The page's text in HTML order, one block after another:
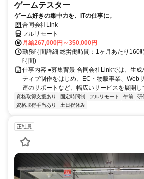
ゲームテスター
ゲーム好きの集中力を、ITの仕事に。
合同会社Link
フルリモート
月給267,000円～350,000円
勤務時間詳細 総労働時間：1ヶ月あたり160
時間)
仕事内容 ●募集背景 合同会社Linkでは、生
ティブ制作をはじめ、EC・物販事業、Web
連のサポートなど、幅広いサービスを展開
資格取得支援あり 固定時間制 フルリモート 午前 研
資格取得手当あり
土日祝休み
正社員